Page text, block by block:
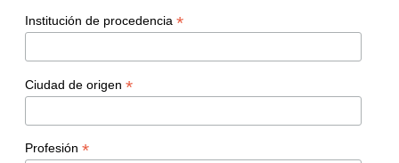
Institución de procedencia *
Ciudad de origen *
Profesión *